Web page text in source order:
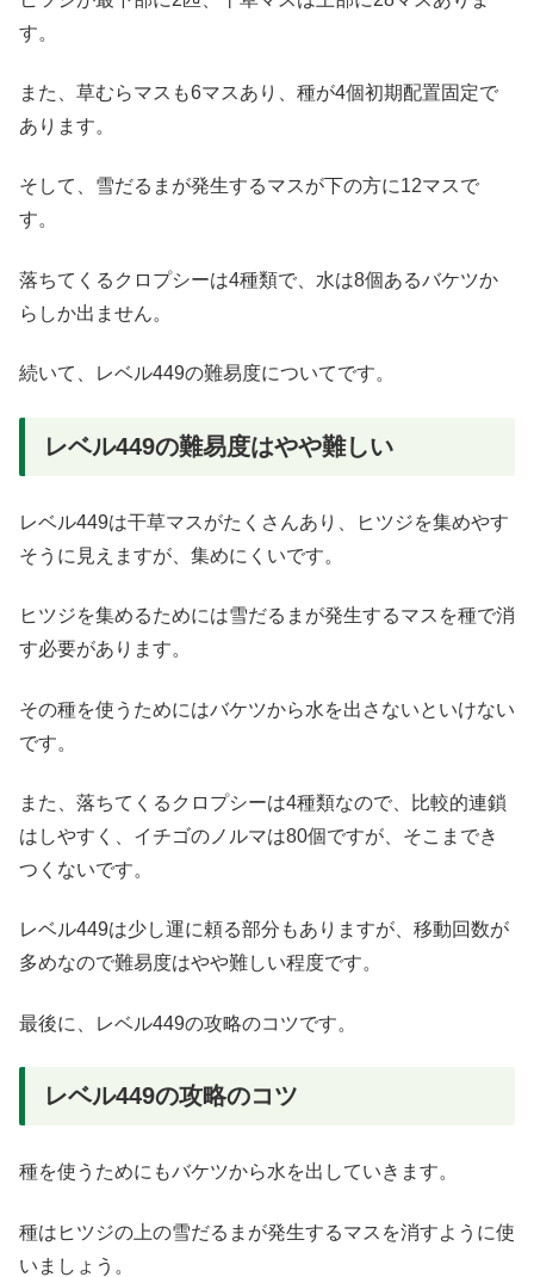
す。
また、草むらマスも6マスあり、種が4個初期配置固定で
あります。
そして、雪だるまが発生するマスが下の方に12マスで
す。
落ちてくるクロプシーは4種類で、水は8個あるバケツか
らしか出ません。
続いて、レベル449の難易度についてです。
レベル449の難易度はやや難しい
レベル449は干草マスがたくさんあり、ヒツジを集めやす
そうに見えますが、集めにくいです。
ヒツジを集めるためには雪だるまが発生するマスを種で消
す必要があります。
その種を使うためにはバケツから水を出さないといけない
です。
また、落ちてくるクロプシーは4種類なので、比較的連鎖
はしやすく、イチゴのノルマは80個ですが、そこまでき
つくないです。
レベル449は少し運に頼る部分もありますが、移動回数が
多めなので難易度はやや難しい程度です。
最後に、レベル449の攻略のコツです。
レベル449の攻略のコツ
種を使うためにもバケツから水を出していきます。
種はヒツジの上の雪だるまが発生するマスを消すように使
いましょう。